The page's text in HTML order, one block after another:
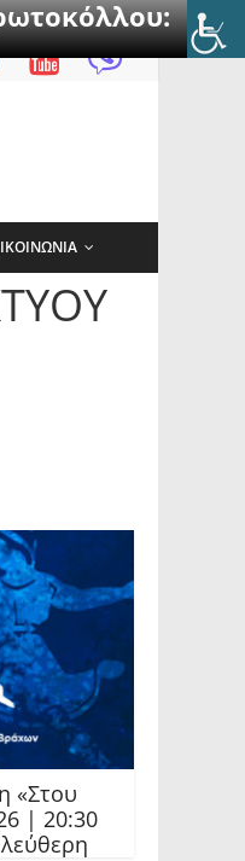
«Στου
| 20:30